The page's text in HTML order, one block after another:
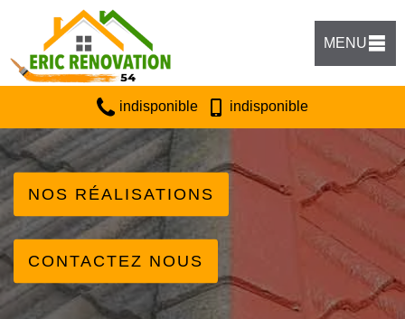
MENU
indisponible indisponible
NOS RÉALISATIONS
CONTACTEZ NOUS